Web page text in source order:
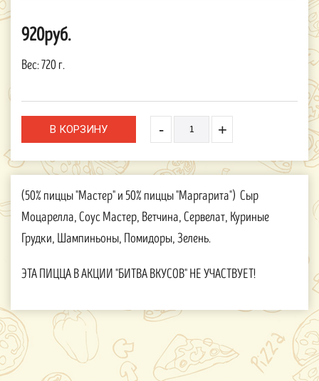
920руб.
Вес:720 г.
- +
(50% пиццы "Мастер" и 50% пиццы "Маргарита") Сыр
Моцарелла, Соус Мастер, Ветчина, Сервелат, Куриные
Грудки, Шампиньоны, Помидоры, Зелень.
ЭТА ПИЦЦА В АКЦИИ "БИТВА ВКУСОВ" НЕ УЧАСТВУЕТ!